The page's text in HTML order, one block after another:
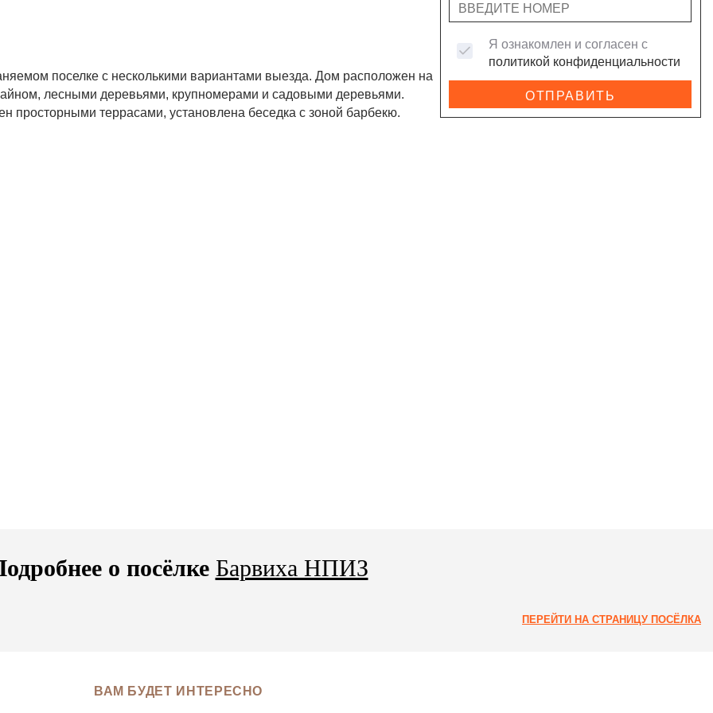
поселке с несколькими вариантами выезда. Дом расположен на
лесными деревьями, крупномерами и садовыми деревьями.
террасами, установлена беседка с зоной барбекю.
Я ознакомлен и согласен с
политикой конфиденциальности
ОТПРАВИТЬ
о посёлке Барвиха НПИЗ
ПЕРЕЙТИ НА СТРАНИЦУ ПОСЁЛКА
ВАМ БУДЕТ ИНТЕРЕСНО